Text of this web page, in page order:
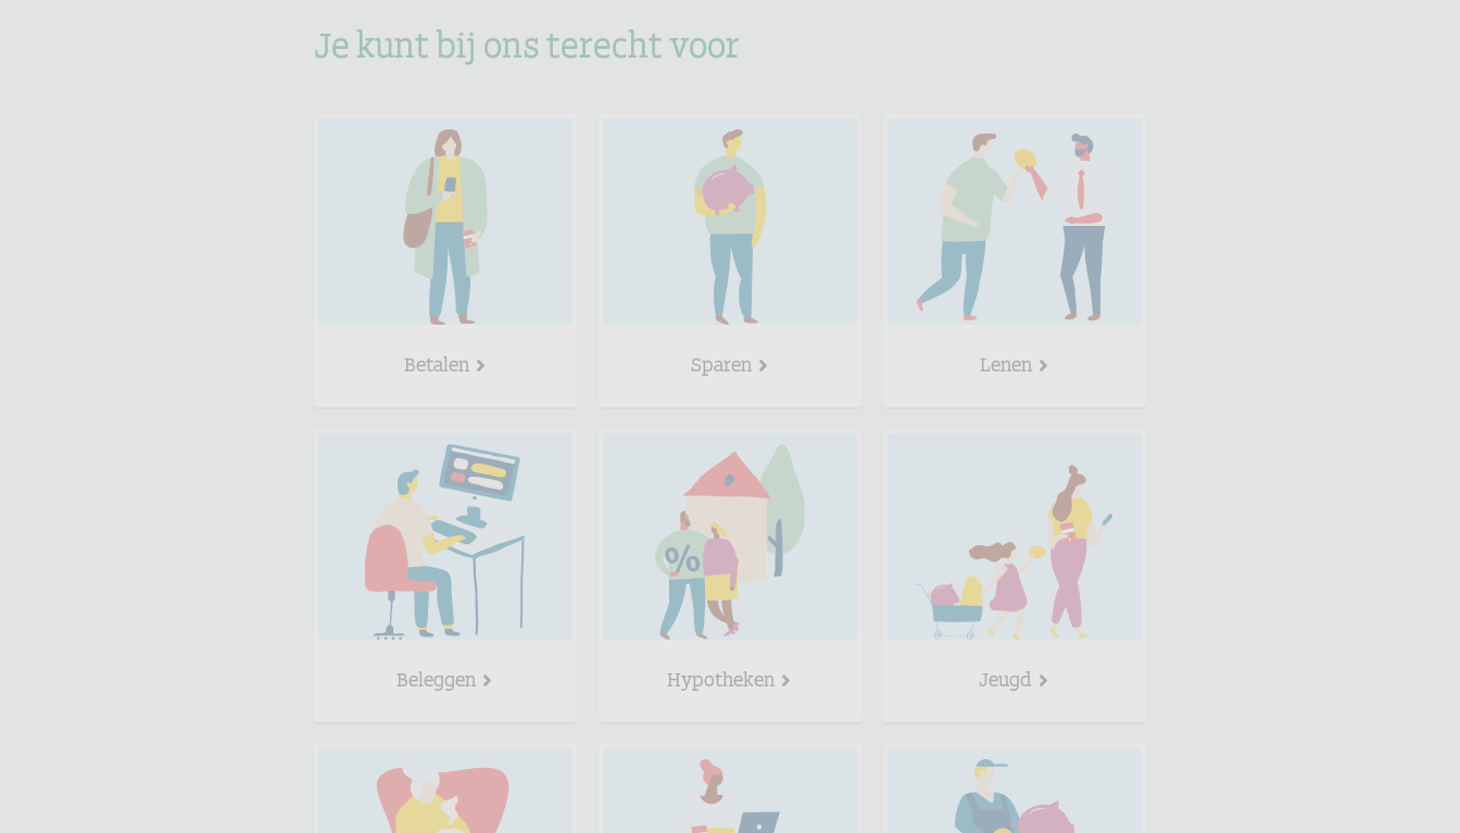
Je kunt bij ons terecht voor
Betalen Sparen Lenen
Beleggen Hypotheken Jeugd